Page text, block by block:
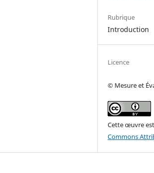
Rubrique
Introduction
Licence
© Mesure et
Cette œuvre
Commons